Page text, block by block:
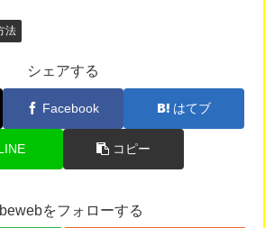
法
シェアする
Facebook はてブ
コピー
をフォローする